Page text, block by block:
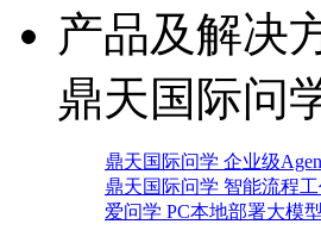
产品及解决
鼎天国际问
鼎天国际问学 企业级
鼎天国际问学 智能流程工
爱问学 PC本地部署大模型